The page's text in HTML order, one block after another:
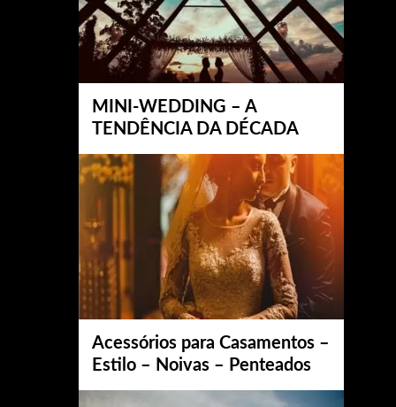
MINI-WEDDING – A
TENDÊNCIA DA DÉCADA
Acessórios para Casamentos –
Estilo – Noivas – Penteados